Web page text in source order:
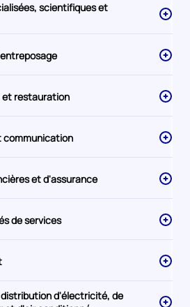
scientifiques et
et restauration
communication
et d'assurance
de services
d'électricité, de